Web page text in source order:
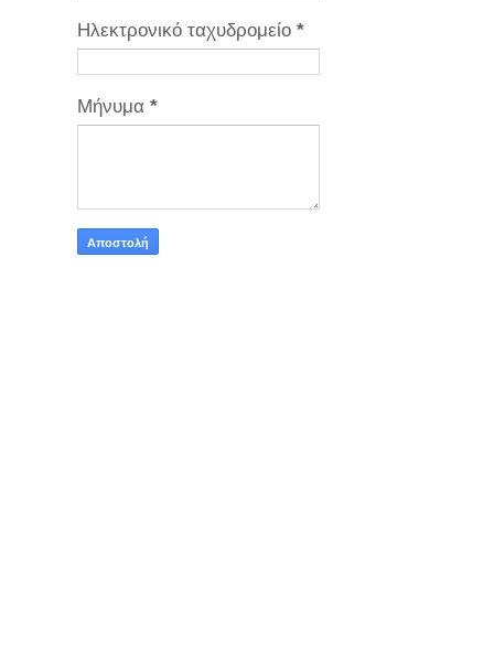
Ηλεκτρονικό ταχυδρομείο *
Μήνυμα *